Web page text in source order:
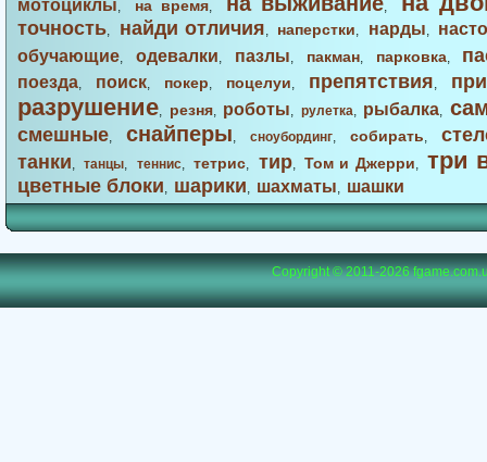
мотоциклы, на время, ,
точность, найди отличия, наперстки, нарды,
обучающие, одевалки, пазлы, пакман, парковка,
поезда, поиск, покер, поцелуи, препятствия,
разрушение, резня, роботы, рулетка, рыбалка,
смешные, снайперы, сноубординг, собирать,
танки,танцы, теннис,тетрис, тир,Том и Джерри, три
цветные блоки, шарики, шахматы, шашки
Copyright © 2011-2026